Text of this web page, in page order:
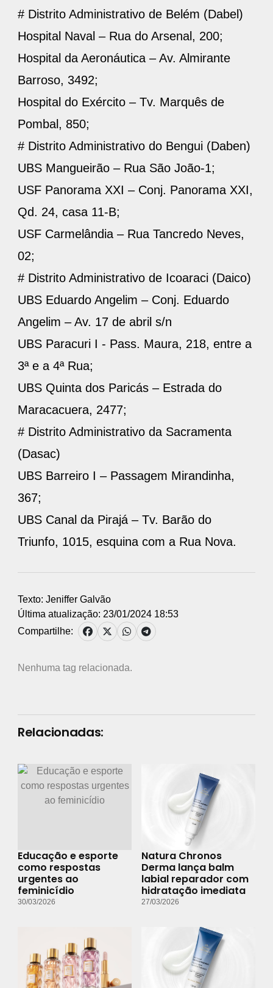
# Distrito Administrativo de Belém (Dabel)
Hospital Naval – Rua do Arsenal, 200;
Hospital da Aeronáutica – Av. Almirante
Barroso, 3492;
Hospital do Exército – Tv. Marquês de
Pombal, 850;
# Distrito Administrativo do Bengui (Daben)
UBS Mangueirão – Rua São João-1;
USF Panorama XXI – Conj. Panorama XXI,
Qd. 24, casa 11-B;
USF Carmelândia – Rua Tancredo Neves,
02;
# Distrito Administrativo de Icoaraci (Daico)
UBS Eduardo Angelim – Conj. Eduardo
Angelim – Av. 17 de abril s/n
UBS Paracuri I - Pass. Maura, 218, entre a
3ª e a 4ª Rua;
UBS Quinta dos Paricás – Estrada do
Maracacuera, 2477;
# Distrito Administrativo da Sacramenta
(Dasac)
UBS Barreiro I – Passagem Mirandinha,
367;
UBS Canal da Pirajá – Tv. Barão do
Triunfo, 1015, esquina com a Rua Nova.
Texto: Jeniffer Galvão
Última atualização: 23/01/2024 18:53
Compartilhe:
Nenhuma tag relacionada.
Relacionadas:
Educação e esporte
como respostas
urgentes ao
feminicídio
30/03/2026
Natura Chronos
Derma lança balm
labial reparador com
hidratação imediata
27/03/2026